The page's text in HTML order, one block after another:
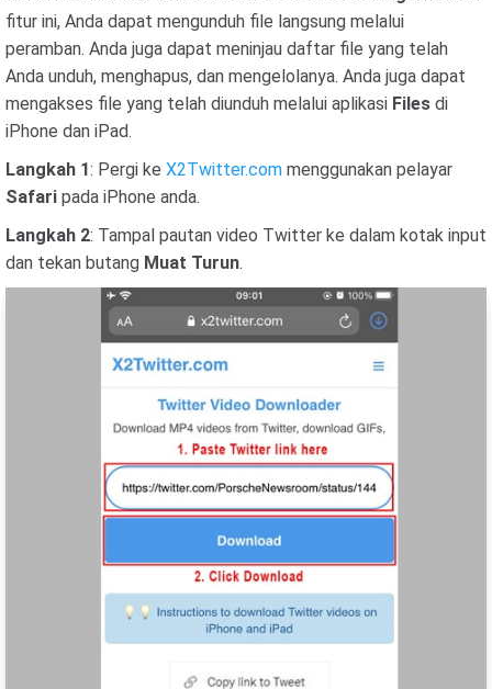
fitur ini, Anda dapat mengunduh file langsung melalui
peramban. Anda juga dapat meninjau daftar file yang telah
Anda unduh, menghapus, dan mengelolanya. Anda juga dapat
mengakses file yang telah diunduh melalui aplikasi Files di
iPhone dan iPad.
Langkah 1: Pergi ke X2Twitter.com menggunakan pelayar
Safari pada iPhone anda.
Langkah 2: Tampal pautan video Twitter ke dalam kotak input
dan tekan butang Muat Turun.